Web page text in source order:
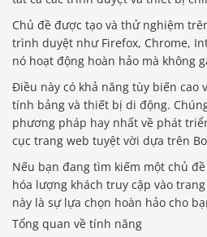
Chủ đề được tạo và thử nghiệm
trình duyệt như Firefox, Chrome,
nó hoạt động hoàn hảo mà không
Điều này có khả năng tùy biến cao
tính bảng và thiết bị di động.
phương pháp hay nhất về phát
cục trang web tuyệt vời dựa trên
Nếu bạn đang tìm kiếm một chủ
hóa lượng khách truy cập vào
này là sự lựa chọn hoàn hảo cho
Tổng quan về tính năng